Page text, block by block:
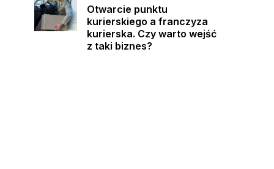
Otwarcie punktu
kurierskiego a franczyza
kurierska. Czy warto wejść
z taki biznes?